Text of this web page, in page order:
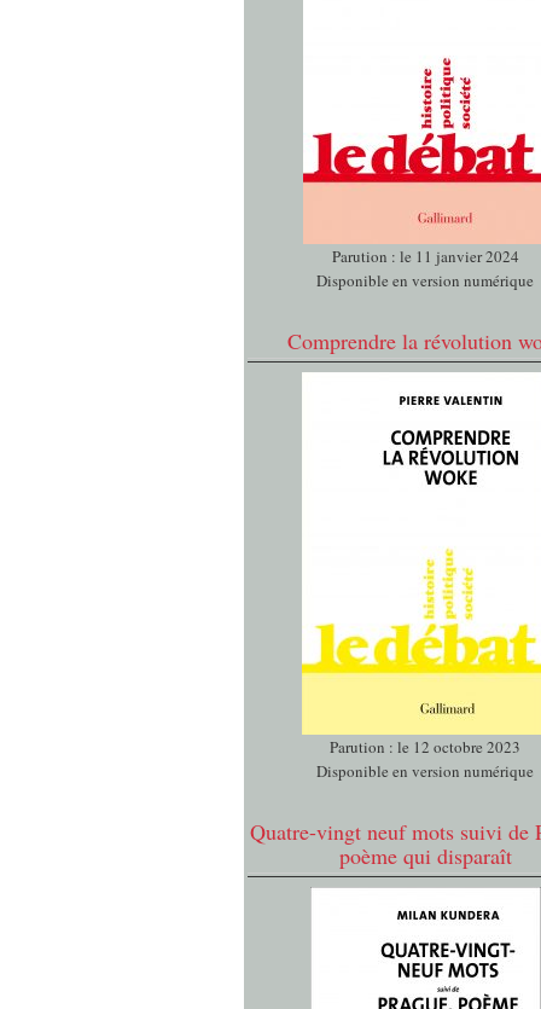
Parution : le 11 janvier 2024
Disponible en version numérique
Comprendre la révolution
Parution : le 12 octobre 2023
Disponible en version numérique
Quatre-vingt neuf mots suivi de
poème qui disparaît